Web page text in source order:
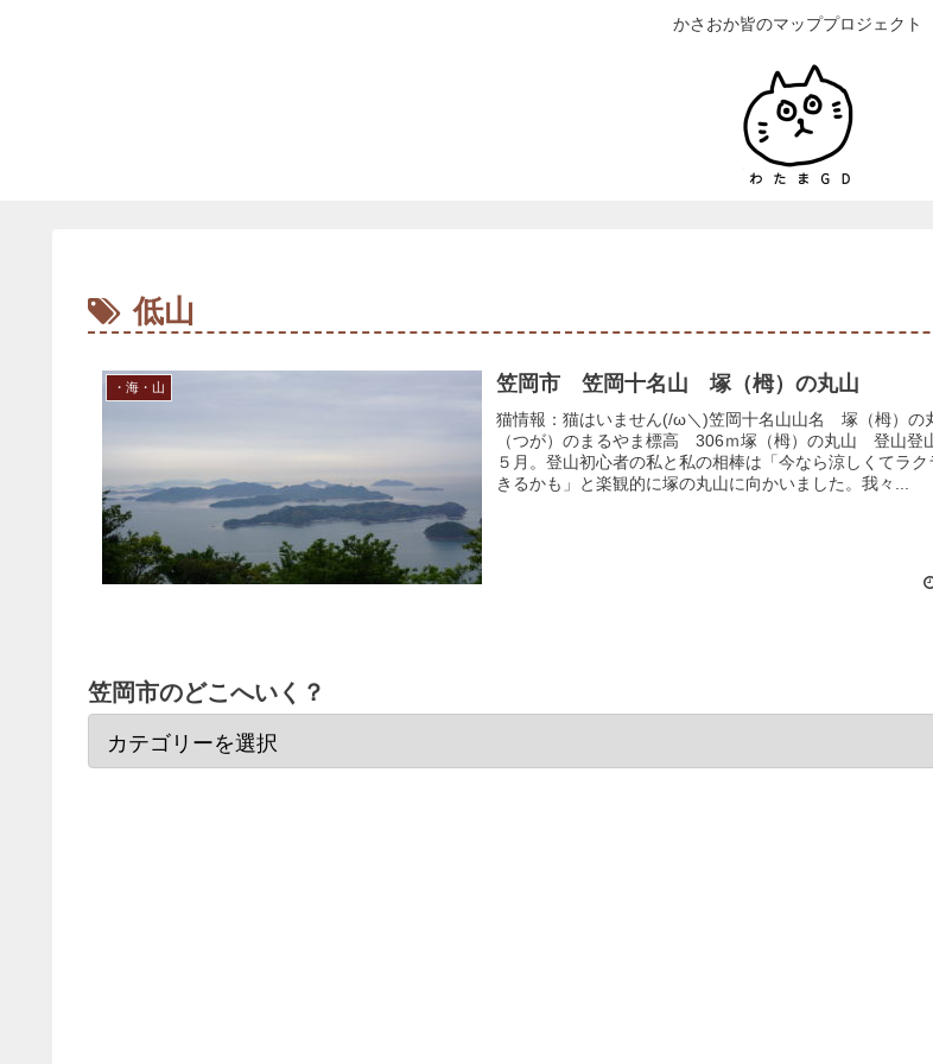
かさおか皆のマッププロジェクト
低山
・海・山 笠岡市 笠岡十名山 塚（栂）の丸山
猫情報：猫はいません(/ω＼)笠岡十名山山名 塚（栂）
（つが）のまるやま標高 306ｍ塚（栂）の丸山 登山登
５月。登山初心者の私と私の相棒は「今なら涼しくてラ
きるかも」と楽観的に塚の丸山に向かいました。我々...
笠岡市のどこへいく？